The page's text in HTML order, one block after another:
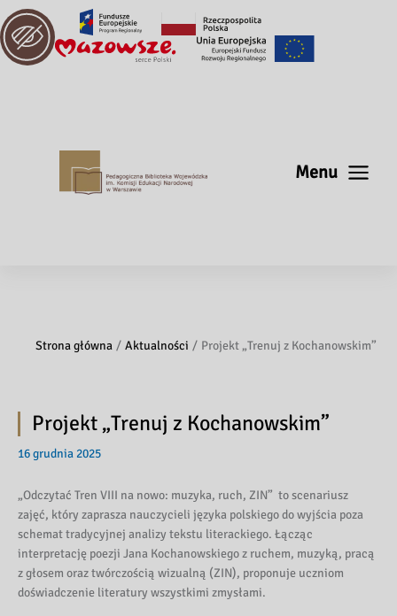
Menu
Strona główna Aktualności Projekt „Trenuj z Kochanowskim”
Projekt „Trenuj z Kochanowskim”
16 grudnia 2025
„Odczytać Tren VIII na nowo: muzyka, ruch, ZIN” to scenariusz
zajęć, który zaprasza nauczycieli języka polskiego do wyjścia poza
schemat tradycyjnej analizy tekstu literackiego. Łącząc
interpretację poezji Jana Kochanowskiego z ruchem, muzyką, pracą
z głosem oraz twórczością wizualną (ZIN), proponuje uczniom
doświadczenie literatury wszystkimi zmysłami.